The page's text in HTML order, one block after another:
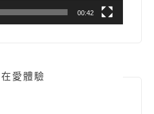
00:42
愛體驗